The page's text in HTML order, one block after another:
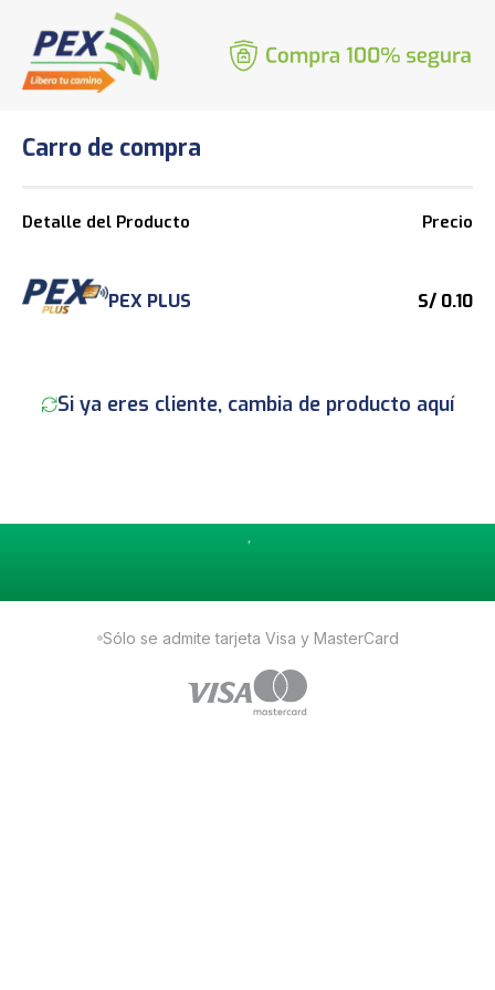
Carro de compra
Detalle del Producto Precio
PEX PLUS S/ 0.10
Si ya eres cliente, cambia de producto aquí
Sólo se admite tarjeta Visa y MasterCard